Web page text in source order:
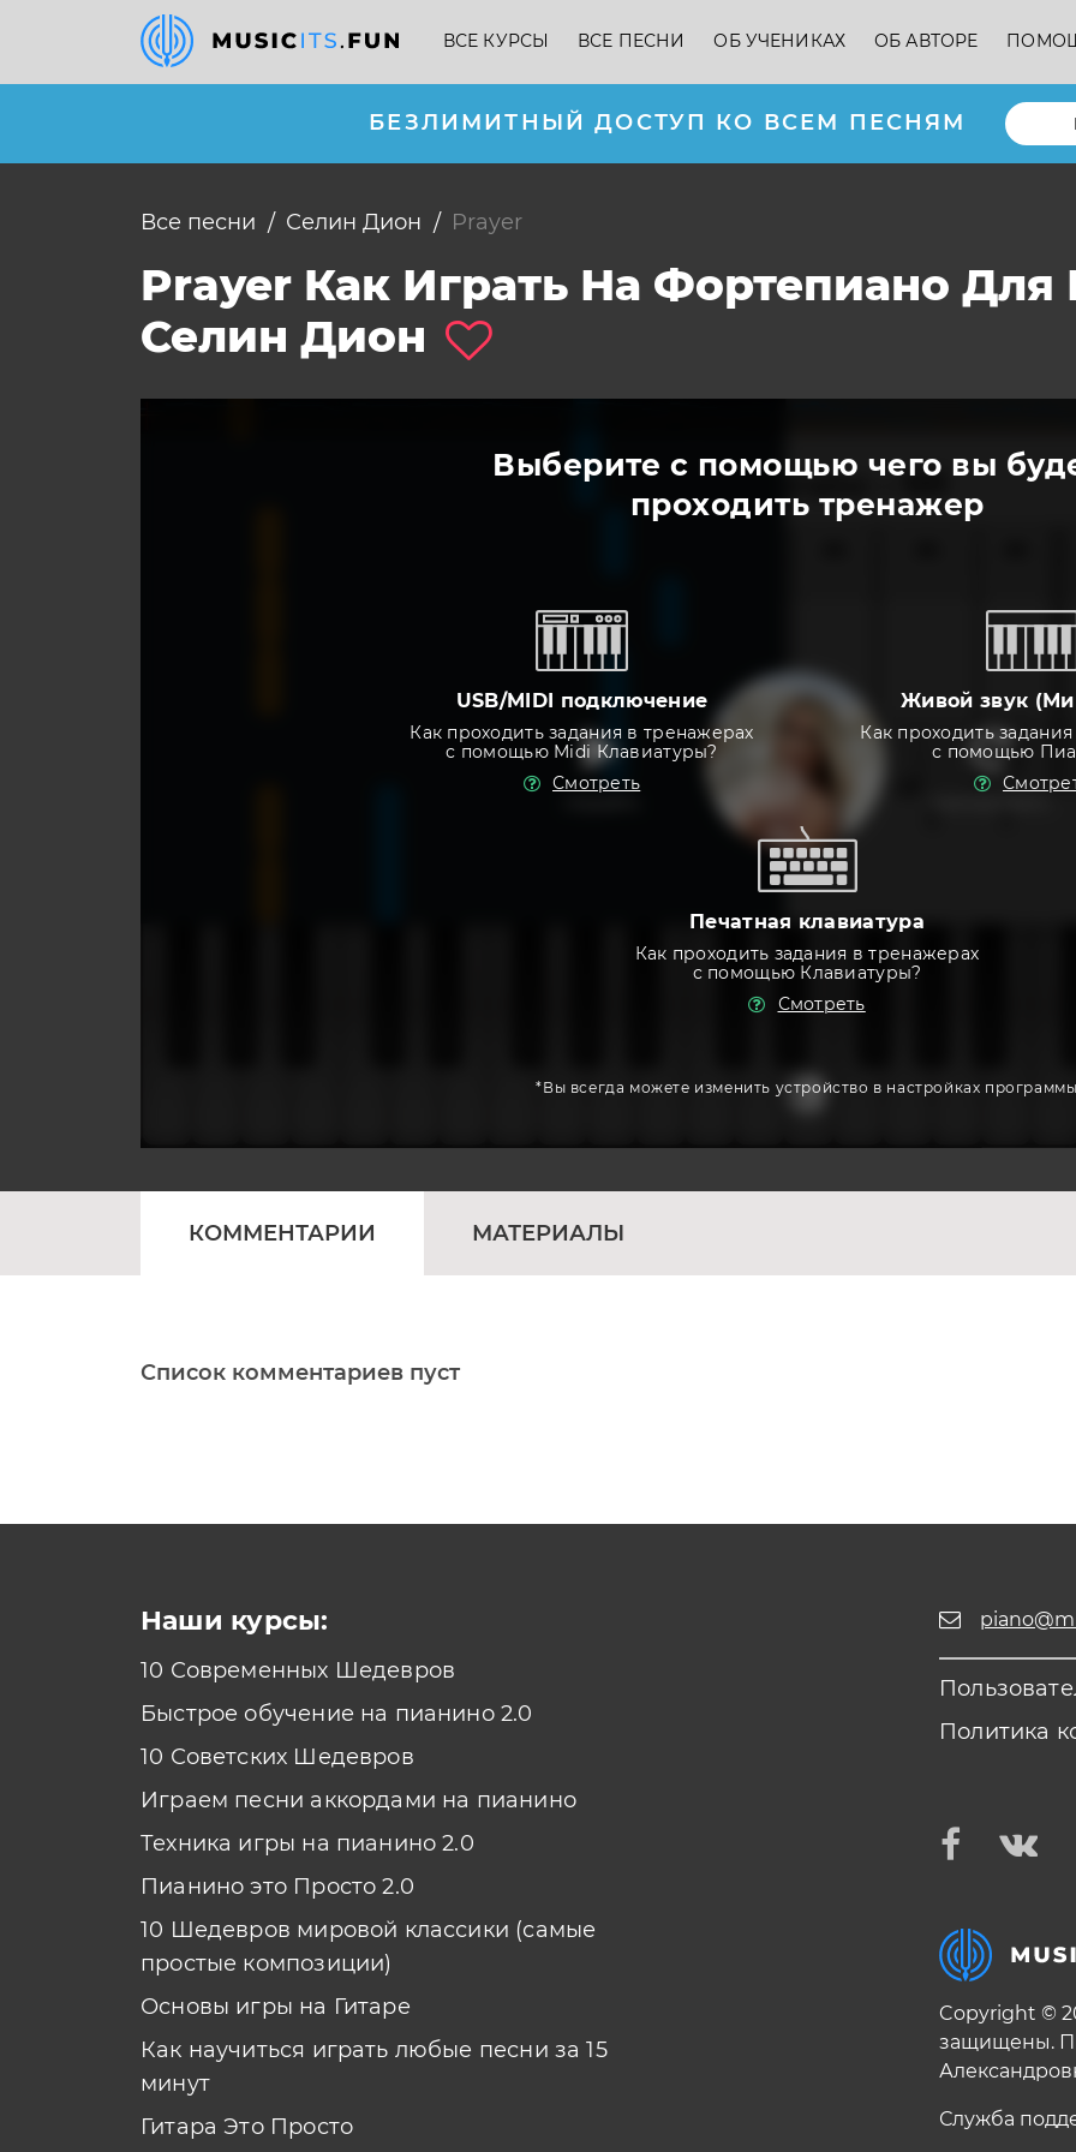
ВСЕ КУРСЫ ВСЕ ПЕСНИ ОБ УЧЕНИКАХ ОБ АВТОРЕ
БЕЗЛИМИТНЫЙ ДОСТУП КО ВСЕМ ПЕСНЯМ
Все песни Селин Дион prayer
Prayer Как Играть На Фортепиано
Селин Дион
Выберите с помощью чего вы
проходить тренажер
USB/MIDI подключение
Как проходить задания в тренажерах
с помощью Midi Клавиатуры?
Смотреть
Живой звук
Как проходить
с помощью
Печатная клавиатура
Как проходить задания в тренажерах
с помощью Клавиатуры?
Смотреть
*Вы всегда можете изменить устройство в настройках
КОММЕНТАРИИ МАТЕРИАЛЫ
Список комментариев пуст
Наши курсы:
10 Современных Шедевров
Быстрое обучение на пианино 2.0
10 Советских Шедевров
Играем песни аккордами на пианино
Техника игры на пианино 2.0
Пианино это Просто 2.0
10 Шедевров мировой классики (самые
простые композиции)
Основы игры на Гитаре
Как научиться играть любые песни за 15
минут
Гитара Это Просто
Политика
Copyright ©
защищены.
Служба